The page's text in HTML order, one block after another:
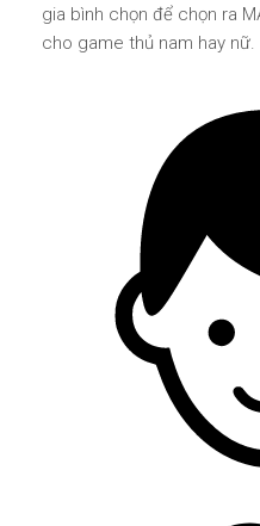
gia bình chọn để chọn ra
cho game thủ nam hay nữ.